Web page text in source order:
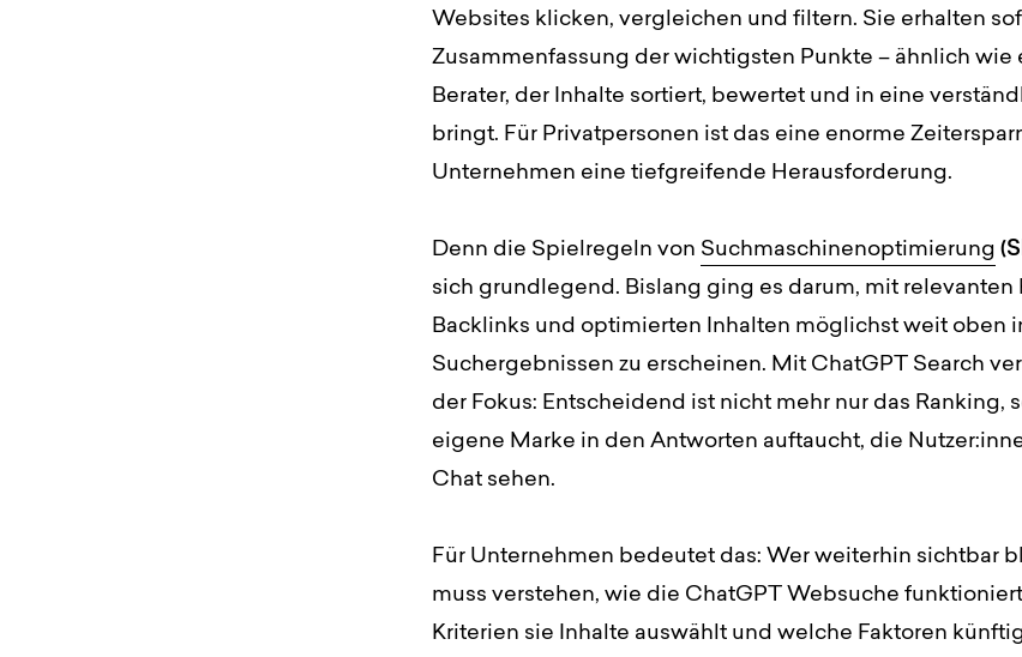
Websites klicken, vergleichen und filtern. Sie erhalten
Zusammenfassung der wichtigsten Punkte – ähnlich wie
Berater, der Inhalte sortiert, bewertet und in eine
bringt. Für Privatpersonen ist das eine enorme
Unternehmen eine tiefgreifende Herausforderung.
Denn die Spielregeln von Suchmaschinenoptimierung
sich grundlegend. Bislang ging es darum, mit relevanten
Backlinks und optimierten Inhalten möglichst weit oben
Suchergebnissen zu erscheinen. Mit ChatGPT Search
der Fokus: Entscheidend ist nicht mehr nur das Ranking,
eigene Marke in den Antworten auftaucht, die
Chat sehen.
Für Unternehmen bedeutet das: Wer weiterhin sichtbar
muss verstehen, wie die ChatGPT Websuche
Kriterien sie Inhalte auswählt und welche Faktoren